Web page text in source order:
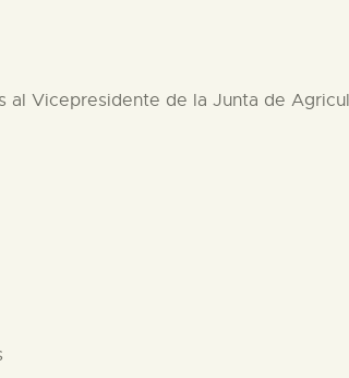
al Vicepresidente de la Junta de